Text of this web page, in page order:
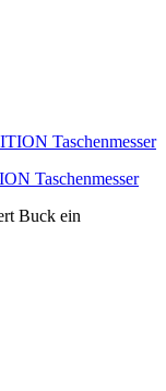
Taschenmesser
Buck ein